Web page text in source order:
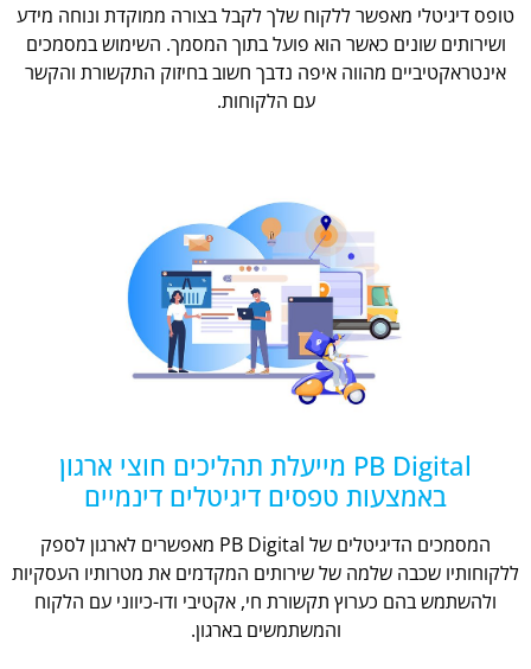
טופס דיגיטלי מאפשר ללקוח שלך לקבל בצורה ממוקדת ונוחה מידע
ושירותים שונים כאשר הוא פועל בתוך המסמך. השימוש במסמכים
אינטראקטיביים מהווה איפה נדבך חשוב בחיזוק התקשורת והקשר
עם הלקוחות.
PB Digital מייעלת תהליכים חוצי ארגון
באמצעות טפסים דיגיטלים דינמיים
המסמכים הדיגיטלים של PB Digital מאפשרים לארגון לספק
ללקוחותיו שכבה שלמה של שירותים המקדמים את מטרותיו העסקיות
ולהשתמש בהם כערוץ תקשורת חי, אקטיבי ודו-כיווני עם הלקוח
והמשתמשים בארגון.